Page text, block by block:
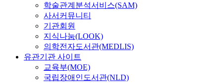
학술관계분석서비스(SAM)
사서커뮤니티
기관회원
지식나눔(LOOK)
의학전자도서관(MEDLIS)
유관기관 사이트
교육부(MOE)
국립장애인도서관(NLD)